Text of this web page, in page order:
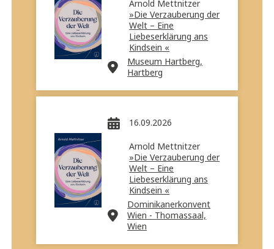
Arnold Mettnitzer
»Die Verzauberung der
Welt – Eine
Liebeserklärung ans
Kindsein «
Museum Hartberg,
Hartberg
16.09.2026
Arnold Mettnitzer
»Die Verzauberung der
Welt – Eine
Liebeserklärung ans
Kindsein «
Dominikanerkonvent
Wien - Thomassaal,
Wien